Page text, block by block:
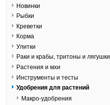
Новинки
Рыбки
Креветки
Корма
Улитки
Раки и крабы, тритоны и лягушки
Растения и мхи
Инструменты и тесты
Удобрения для растений
Макро-удобрения